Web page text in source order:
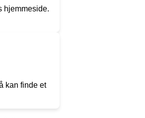
hjemmeside.
kan finde et